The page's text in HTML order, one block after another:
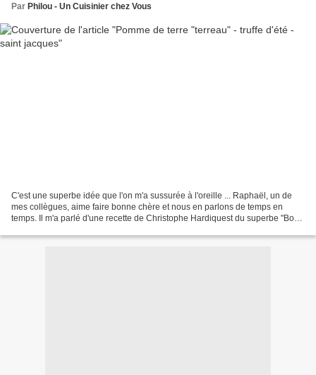
Par Philou - Un Cuisinier chez Vous
C'est une superbe idée que l'on m'a sussurée à l'oreille ... Raphaël, un de
mes collègues, aime faire bonne chère et nous en parlons de temps en
temps. Il m'a parlé d'une recette de Christophe Hardiquest du superbe "Bon-